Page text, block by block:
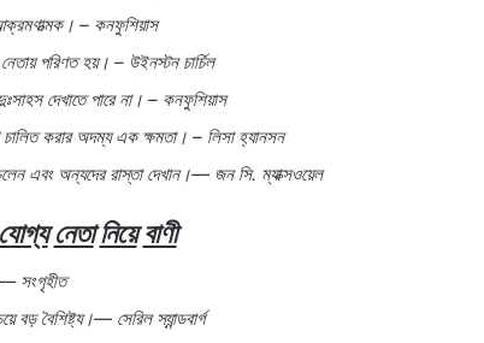
– কনফুশিয়াস
নেতায় পরিণত হয়। – উইনস্টন চার্চিল
দুঃসাহস দেখাতে পারে না। – কনফুশিয়াস
চালিত করার অদম্য এক ক্ষমতা। – লিসা হ্যানসন
এবং অন্যদের রাস্তা দেখান।— জন সি. ম্যাক্সওয়েল
যোগ্য নেতানিয়ে বাণী
সংগৃহীত
বড় বৈশিষ্ট্য।— সেরিল স্যান্ডবার্গ